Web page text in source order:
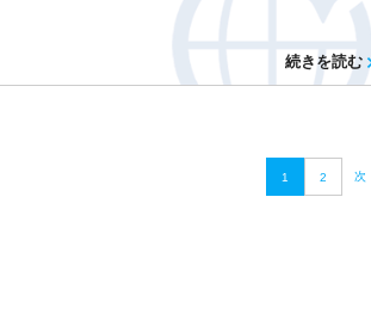
続きを読む
1 2 次